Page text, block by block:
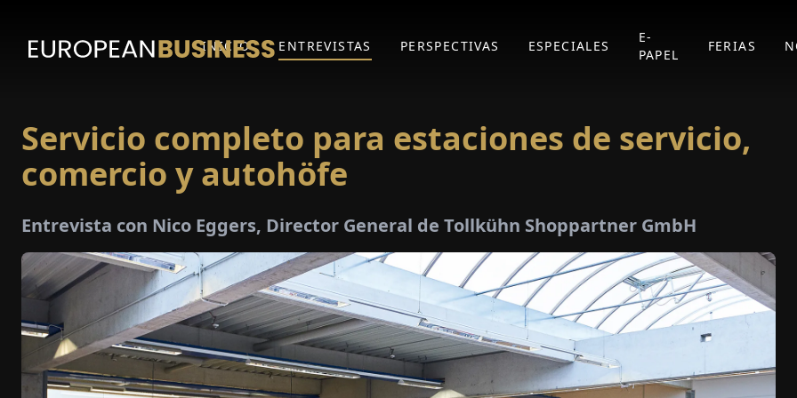
INICIO ENTREVISTAS PERSPECTIVAS ESPECIALES
E-
PAPEL
FERIAS
Servicio completo para estaciones de servicio,
comercio y autohöfe
Entrevista con Nico Eggers, Director General de Tollkühn Shoppartner GmbH